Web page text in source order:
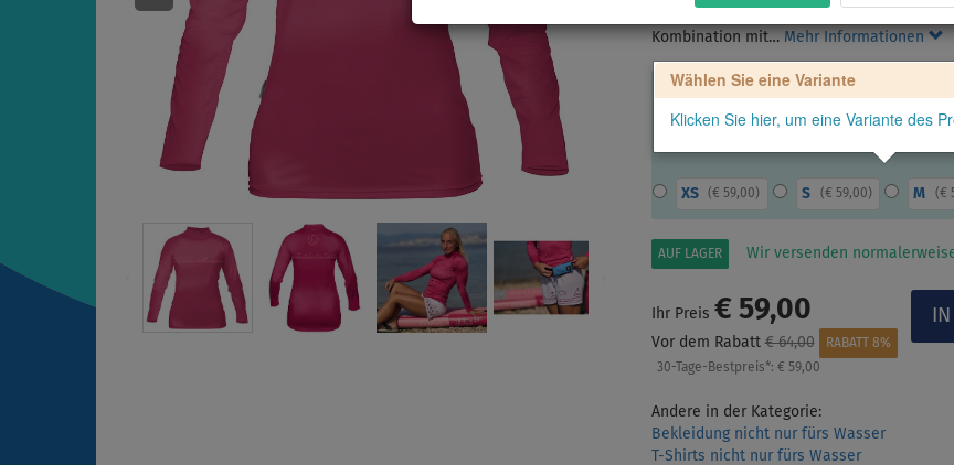
mit Raglanärmeln, nicht nur zum
Kombination mit… Mehr Informationen
Wählen Sie eine Variante
Klicken Sie hier, um eine Variante des
XS (€ 59,00) S (€ 59,00) M (€
AUF LAGER Wir versenden
Ihr Preis € 59,00
Vor dem Rabatt€ 64,00
RABATT 8%
30-Tage-Bestpreis*:€ 59,00
Andere in der Kategorie:
Bekleidung nicht nur fürs Wasser
T-Shirts nicht nur fürs Wasser